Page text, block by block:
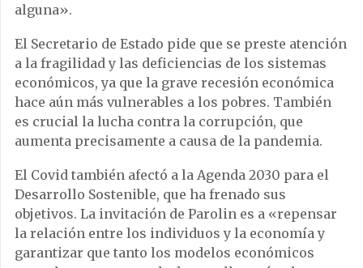
alguna».
El Secretario de Estado pide que se preste atención
a la fragilidad y las deficiencias de los sistemas
económicos, ya que la grave recesión económica
hace aún más vulnerables a los pobres. También
es crucial la lucha contra la corrupción, que
aumenta precisamente a causa de la pandemia.
El Covid también afectó a la Agenda 2030 para el
Desarrollo Sostenible, que ha frenado sus
objetivos. La invitación de Parolin es a «repensar
la relación entre los individuos y la economía y
garantizar que tanto los modelos económicos